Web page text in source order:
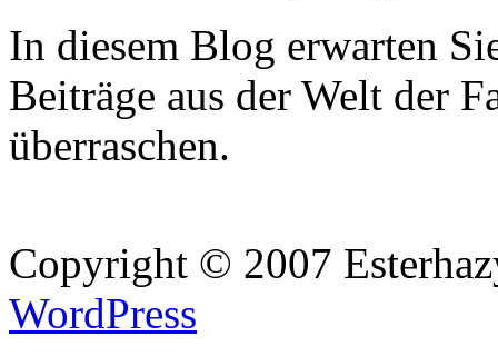
In diesem Blog erwarten
Beiträge aus der Welt der
überraschen.
Copyright © 2007
WordPress